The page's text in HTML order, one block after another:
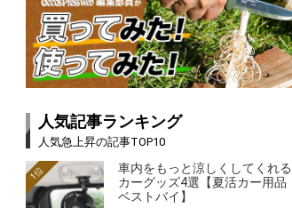
人気記事ランキング
人気急上昇の記事TOP10
車内をもっと涼しくしてくれる
カーグッズ4選【夏活カー用品
ベストバイ】
1位